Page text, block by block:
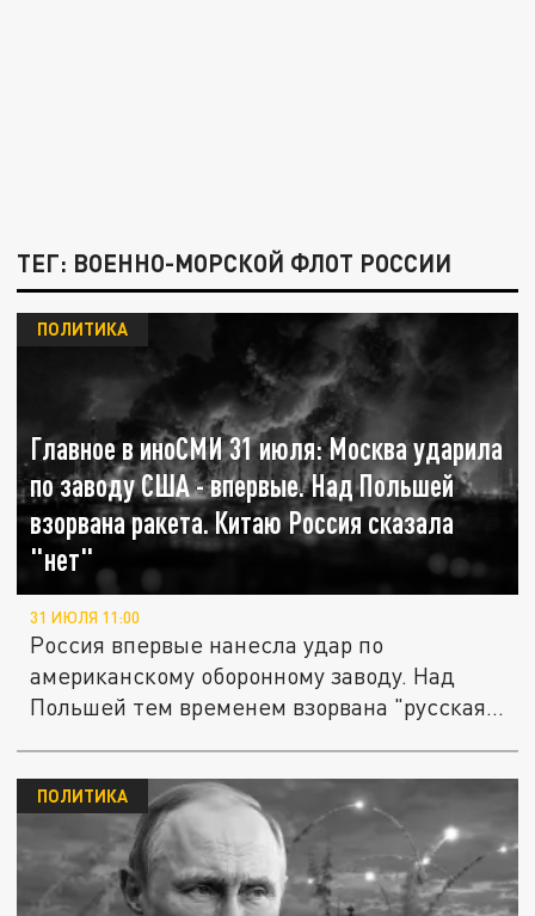
ТЕГ: ВОЕННО-МОРСКОЙ ФЛОТ РОССИИ
Главное в иноСМИ 31 июля: Москва ударила
по заводу США - впервые. Над Польшей
взорвана ракета. Китаю Россия сказала
"нет"
ПОЛИТИКА
31 ИЮЛЯ 11:00
Россия впервые нанесла удар по
американскому оборонному заводу. Над
Польшей тем временем взорвана "русская...
ПОЛИТИКА